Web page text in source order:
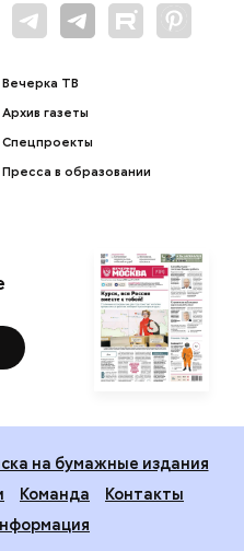
Вечерка ТВ
Архив газеты
Спецпроекты
Пресса в образовании
на бумажные издания
Команда
Контакты